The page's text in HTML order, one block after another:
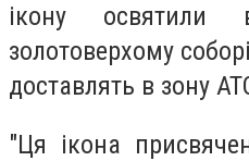
ікону освятили
золотоверхому
доставлять в зону
"Ця ікона